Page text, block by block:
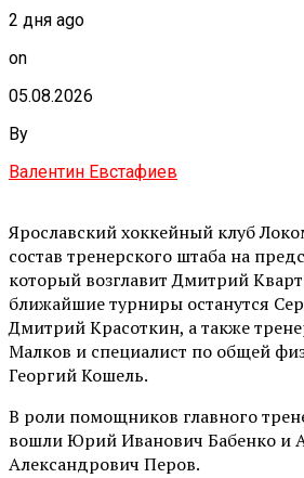
2 дня ago
on
05.08.2026
By
Валентин Евстафиев
Ярославский хоккейный клуб
состав тренерского штаба на
который возглавит Дмитрий
ближайшие турниры останутся
Дмитрий Красоткин, а также
Малков и специалист по общей
Георгий Кошель.
В роли помощников главного
вошли Юрий Иванович Бабенко и
Александрович Перов.